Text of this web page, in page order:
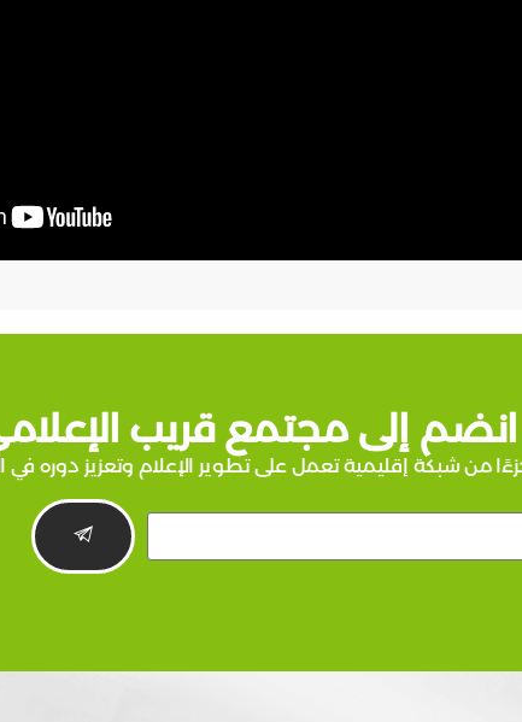
انضم إلى مجتمع قريب
من شبكة إقليمية تعمل على تطوير الإعلام وتعزيز دوره في